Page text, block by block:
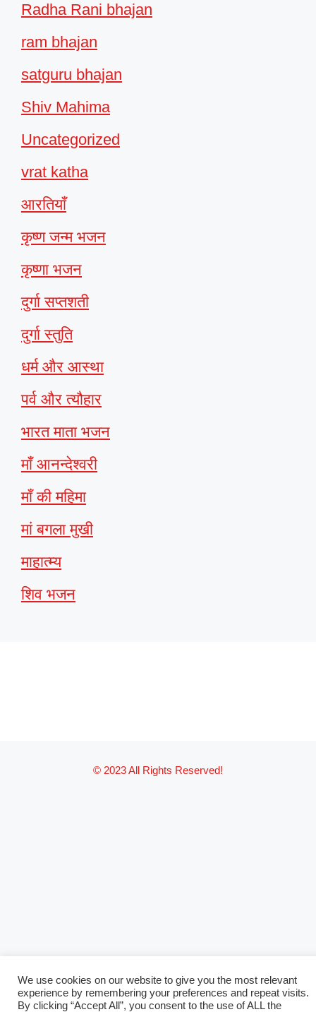
Radha Rani bhajan
ram bhajan
satguru bhajan
Shiv Mahima
Uncategorized
vrat katha
आरतियाँ
कृष्ण जन्म भजन
कृष्णा भजन
दुर्गा सप्तशती
दुर्गा स्तुति
धर्म और आस्था
पर्व और त्यौहार
भारत माता भजन
माँ आनन्देश्वरी
माँ की महिमा
मां बगला मुखी
माहात्म्य
शिव भजन
© 2023 All Rights Reserved!
We use cookies on our website to give you the most relevant
experience by remembering your preferences and repeat visits.
By clicking “Accept All”, you consent to the use of ALL the